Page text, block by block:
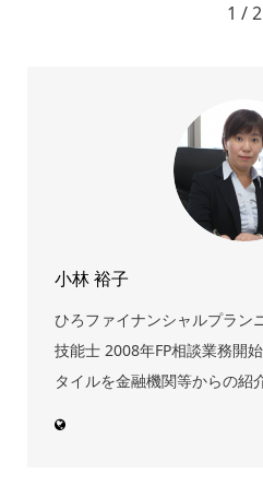
1 / 2
小林 裕子
ひろファイナンシャルプラン
技能士 2008年FP相談業務開
タイルを金融機関等からの紹